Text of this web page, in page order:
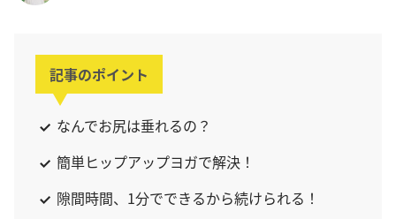
記事のポイント
なんでお尻は垂れるの？
簡単ヒップアップヨガで解決！
隙間時間、1分でできるから続けられる！